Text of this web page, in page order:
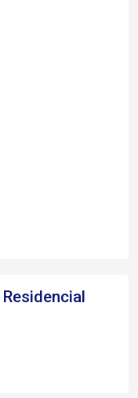
Residencial